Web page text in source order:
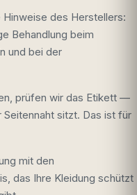
des Herstellers:
Behandlung beim
und bei der
prüfen wir das Etikett —
sitzt. Das ist für
mit den
das Ihre Kleidung schützt